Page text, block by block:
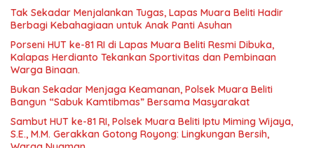
Tak Sekadar Menjalankan Tugas, Lapas Muara Beliti Hadir
Berbagi Kebahagiaan untuk Anak Panti Asuhan
Porseni HUT ke-81 RI di Lapas Muara Beliti Resmi Dibuka,
Kalapas Herdianto Tekankan Sportivitas dan Pembinaan
Warga Binaan.
Bukan Sekadar Menjaga Keamanan, Polsek Muara Beliti
Bangun “Sabuk Kamtibmas” Bersama Masyarakat
Sambut HUT ke-81 RI, Polsek Muara Beliti Iptu Miming Wijaya,
S.E., M.M. Gerakkan Gotong Royong: Lingkungan Bersih,